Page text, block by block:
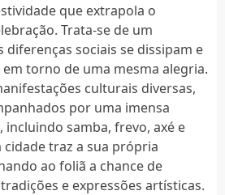
que extrapola o
Trata-se de um
diferenças sociais se dissipam e
em torno de uma mesma alegria.
culturais diversas,
por uma imensa
samba, frevo, axé e
traz a sua própria
ao foliã a chance de
e expressões artísticas.